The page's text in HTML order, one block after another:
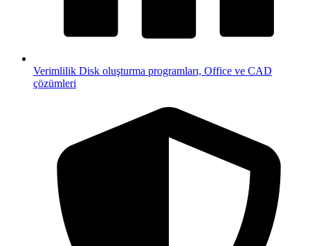
Verimlilik Disk oluşturma programları, Office ve CAD
çözümleri